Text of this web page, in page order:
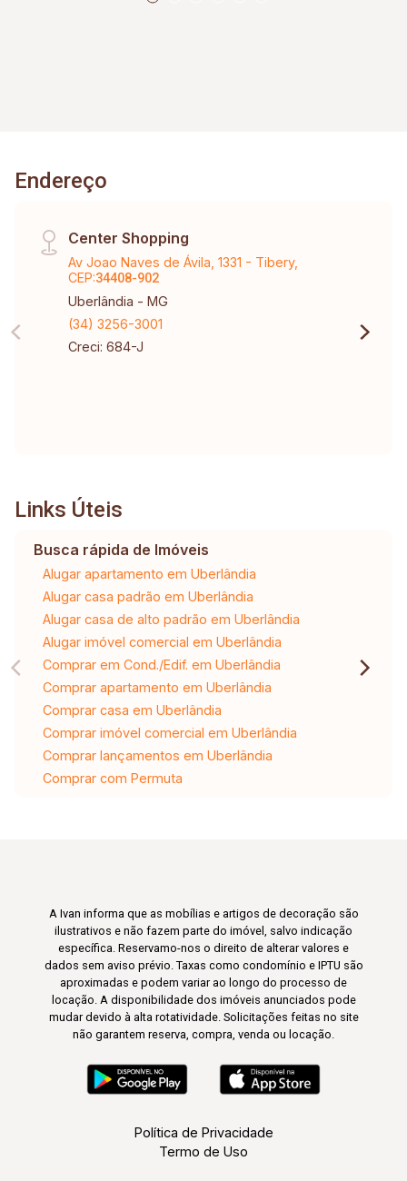
Endereço
Center Shopping
Av Joao Naves de Ávila, 1331 - Tibery,
CEP:34408-902
Uberlândia - MG
(34) 3256-3001
Creci: 684-J
Links Úteis
Busca rápida de Imóveis
Alugar apartamento em Uberlândia
Alugar casa padrão em Uberlândia
Alugar casa de alto padrão em Uberlândia
Alugar imóvel comercial em Uberlândia
Comprar em Cond./Edif. em Uberlândia
Comprar apartamento em Uberlândia
Comprar casa em Uberlândia
Comprar imóvel comercial em Uberlândia
Comprar lançamentos em Uberlândia
Comprar com Permuta
A Ivan informa que as mobílias e artigos de decoração são
ilustrativos e não fazem parte do imóvel, salvo indicação
específica. Reservamo-nos o direito de alterar valores e
dados sem aviso prévio. Taxas como condomínio e IPTU são
aproximadas e podem variar ao longo do processo de
locação. A disponibilidade dos imóveis anunciados pode
mudar devido à alta rotatividade. Solicitações feitas no site
não garantem reserva, compra, venda ou locação.
Política de Privacidade
Termo de Uso